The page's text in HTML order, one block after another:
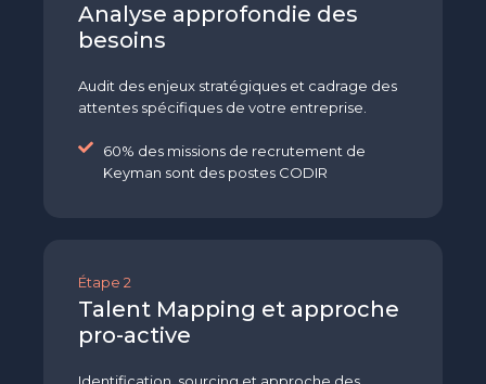
Analyse approfondie des
besoins
Audit des enjeux stratégiques et cadrage des
attentes spécifiques de votre entreprise.
60% des missions de recrutement de
Keyman sont des postes CODIR
Étape 2
Talent Mapping et approche
pro-active